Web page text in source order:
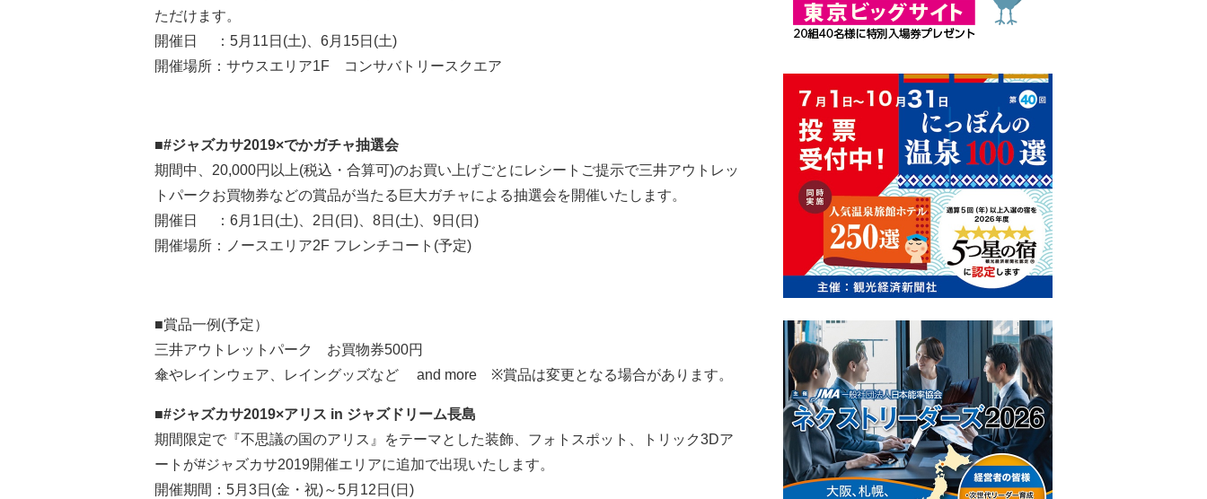
ただけます。
開催日 ：5月11日(土)、6月15日(土)
開催場所：サウスエリア1F コンサバトリースクエア
■#ジャズカサ2019×でかガチャ抽選会
期間中、20,000円以上(税込・合算可)のお買い上げごとにレシートご提示で三井アウトレッ
トパークお買物券などの賞品が当たる巨大ガチャによる抽選会を開催いたします。
開催日 ：6月1日(土)、2日(日)、8日(土)、9日(日)
開催場所：ノースエリア2F フレンチコート(予定)
■賞品一例(予定）
三井アウトレットパーク お買物券500円
傘やレインウェア、レイングッズなど and more ※賞品は変更となる場合があります。
■#ジャズカサ2019×アリス in ジャズドリーム長島
期間限定で『不思議の国のアリス』をテーマとした装飾、フォトスポット、トリック3Dア
ートが#ジャズカサ2019開催エリアに追加で出現いたします。
開催期間：5月3日(金・祝)～5月12日(日)